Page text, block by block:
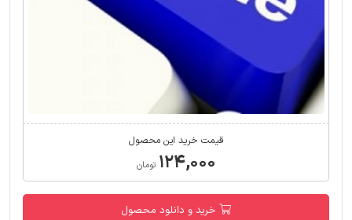
قیمت خرید این محصول
۱۲۴,۰۰۰ تومان
خرید و دانلود محصول